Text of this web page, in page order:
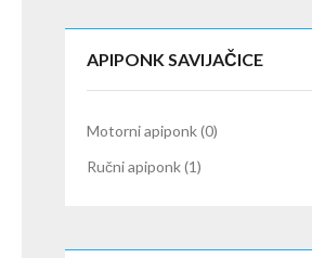
APIPONK SAVIJAČICE
Motorni apiponk(0)
Ručni apiponk(1)